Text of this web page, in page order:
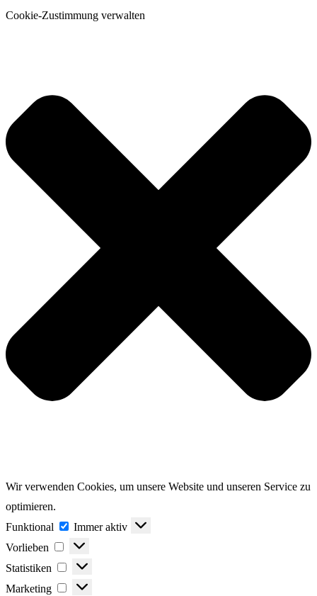
Cookie-Zustimmung verwalten
Wir verwenden Cookies, um unsere Website und unseren Service zu
optimieren.
Funktional
Funktional
Immer aktiv
Vorlieben
Vorlieben
Statistiken
Statistiken
Marketing
Marketing